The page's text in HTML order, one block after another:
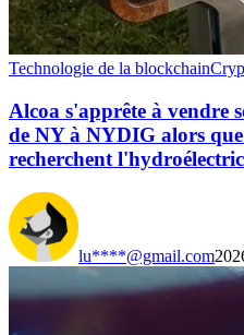
Technologie de la blockchain
Alcoa s'apprête à vendre
de NY à NYDIG alors
recherchent
lu****@gmail.com